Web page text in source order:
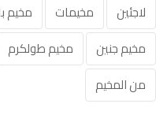
لاجئين
مخيمات
مخيم
مخيم جنين
مخيم طولكرم
من المخيم